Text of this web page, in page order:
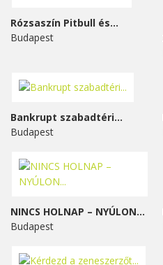
Rózsaszín Pitbull és...
Budapest
Bankrupt szabadtéri...
Budapest
NINCS HOLNAP – NYÚLON...
Budapest